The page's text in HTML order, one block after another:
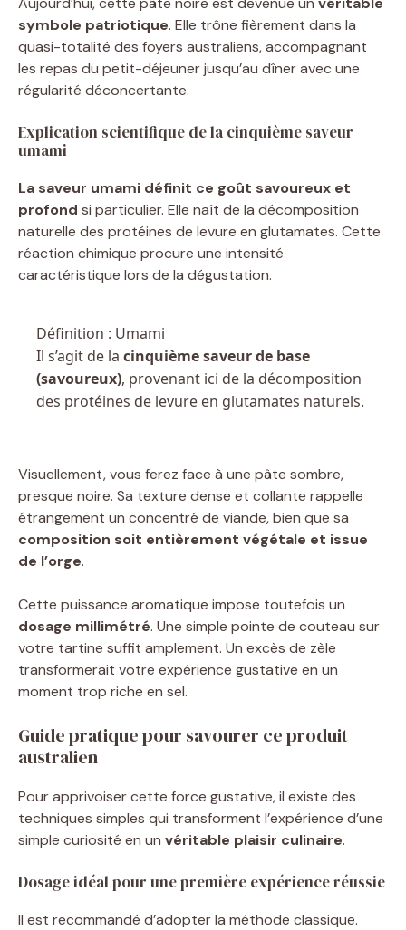
symbole patriotique. Elle trône fièrement dans la
quasi-totalité des foyers australiens, accompagnant
les repas du petit-déjeuner jusqu’au dîner avec une
régularité déconcertante.
Explication scientifique de la cinquième saveur
umami
La saveur umami définit ce goût savoureux et
profond si particulier. Elle naît de la décomposition
naturelle des protéines de levure en glutamates. Cette
réaction chimique procure une intensité
caractéristique lors de la dégustation.
Définition : Umami
Il s’agit de la cinquième saveur de base
(savoureux), provenant ici de la décomposition
des protéines de levure en glutamates naturels.
Visuellement, vous ferez face à une pâte sombre,
presque noire. Sa texture dense et collante rappelle
étrangement un concentré de viande, bien que sa
composition soit entièrement végétale et issue
de l’orge.
Cette puissance aromatique impose toutefois un
dosage millimétré. Une simple pointe de couteau sur
votre tartine suffit amplement. Un excès de zèle
transformerait votre expérience gustative en un
moment trop riche en sel.
Guide pratique pour savourer ce produit
australien
Pour apprivoiser cette force gustative, il existe des
techniques simples qui transforment l’expérience d’une
simple curiosité en un véritable plaisir culinaire.
Dosage idéal pour une première expérience réussie
Il est recommandé d’adopter la méthode classique.